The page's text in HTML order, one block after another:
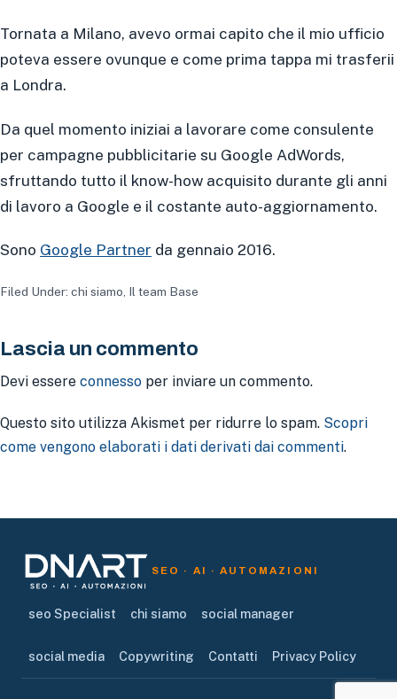
Tornata a Milano, avevo ormai capito che il mio ufficio
poteva essere ovunque e come prima tappa mi trasferii
a Londra.
Da quel momento iniziai a lavorare come consulente
per campagne pubblicitarie su Google AdWords,
sfruttando tutto il know-how acquisito durante gli anni
di lavoro a Google e il costante auto-aggiornamento.
Sono Google Partner da gennaio 2016.
Filed Under: chi siamo Il team Base
Lascia un commento
Devi essere connesso per inviare un commento.
Questo sito utilizza Akismet per ridurre lo spam. Scopri
come vengono elaborati i dati derivati dai commenti.
SEO · AI · AUTOMAZIONI
seo Specialist chi siamo social manager
social media Copywriting Contatti Privacy Policy